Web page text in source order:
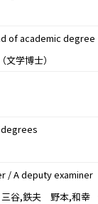
of academic degree
学博士）
/ A deputy examiner
谷,鉄夫 野本,和幸